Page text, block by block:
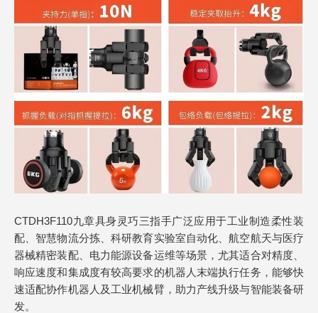
CTDH3F110九章具身灵巧三指手广泛应用于工业制造柔性装
配、智慧物流分拣、科研教育实验室自动化、航空航天与医疗
器械精密装配、电力能源设备运维等场景，尤其适合对精度、
响应速度和集成度有较高要求的机器人末端执行任务，能够快
速适配协作机器人及工业机械臂，助力产线升级与智能装备研
发。